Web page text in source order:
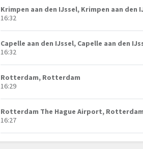
Krimpen aan den IJssel, Krimpen aan den
16:32
Capelle aan den IJssel, Capelle aan den
16:32
Rotterdam, Rotterdam
16:29
Rotterdam The Hague Airport, Rotterdam
16:27